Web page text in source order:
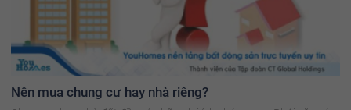
Nên mua chung cư hay nhà riêng?